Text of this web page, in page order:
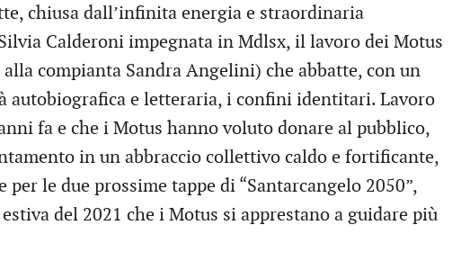
chiusa dall’infinita energia e straordinaria
Calderoni impegnata in Mdlsx, il lavoro dei Motus
alla compianta Sandra Angelini) che abbatte, con un
autobiografica e letteraria, i confini identitari. Lavoro
fa e che i Motus hanno voluto donare al pubblico,
in un abbraccio collettivo caldo e fortificante,
le due prossime tappe di “Santarcangelo 2050”,
del 2021 che i Motus si apprestano a guidare più